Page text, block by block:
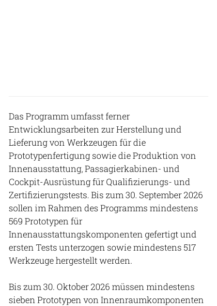
Das Programm umfasst ferner
Entwicklungsarbeiten zur Herstellung und
Lieferung von Werkzeugen für die
Prototypenfertigung sowie die Produktion von
Innenausstattung, Passagierkabinen- und
Cockpit-Ausrüstung für Qualifizierungs- und
Zertifizierungstests. Bis zum 30. September 2026
sollen im Rahmen des Programms mindestens
569 Prototypen für
Innenausstattungskomponenten gefertigt und
ersten Tests unterzogen sowie mindestens 517
Werkzeuge hergestellt werden.
Bis zum 30. Oktober 2026 müssen mindestens
sieben Prototypen von Innenraumkomponenten